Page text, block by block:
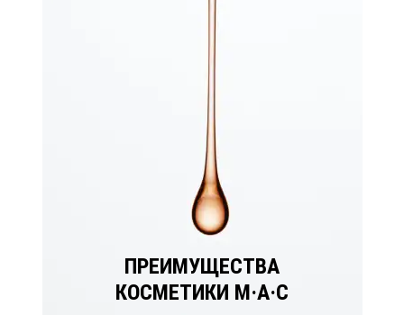
ПРЕИМУЩЕСТВА
КОСМЕТИКИ M·A·C